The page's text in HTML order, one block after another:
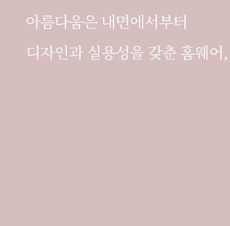
아름다움은 내면에서부터
디자인과 실용성을 갖춘 홈웨어